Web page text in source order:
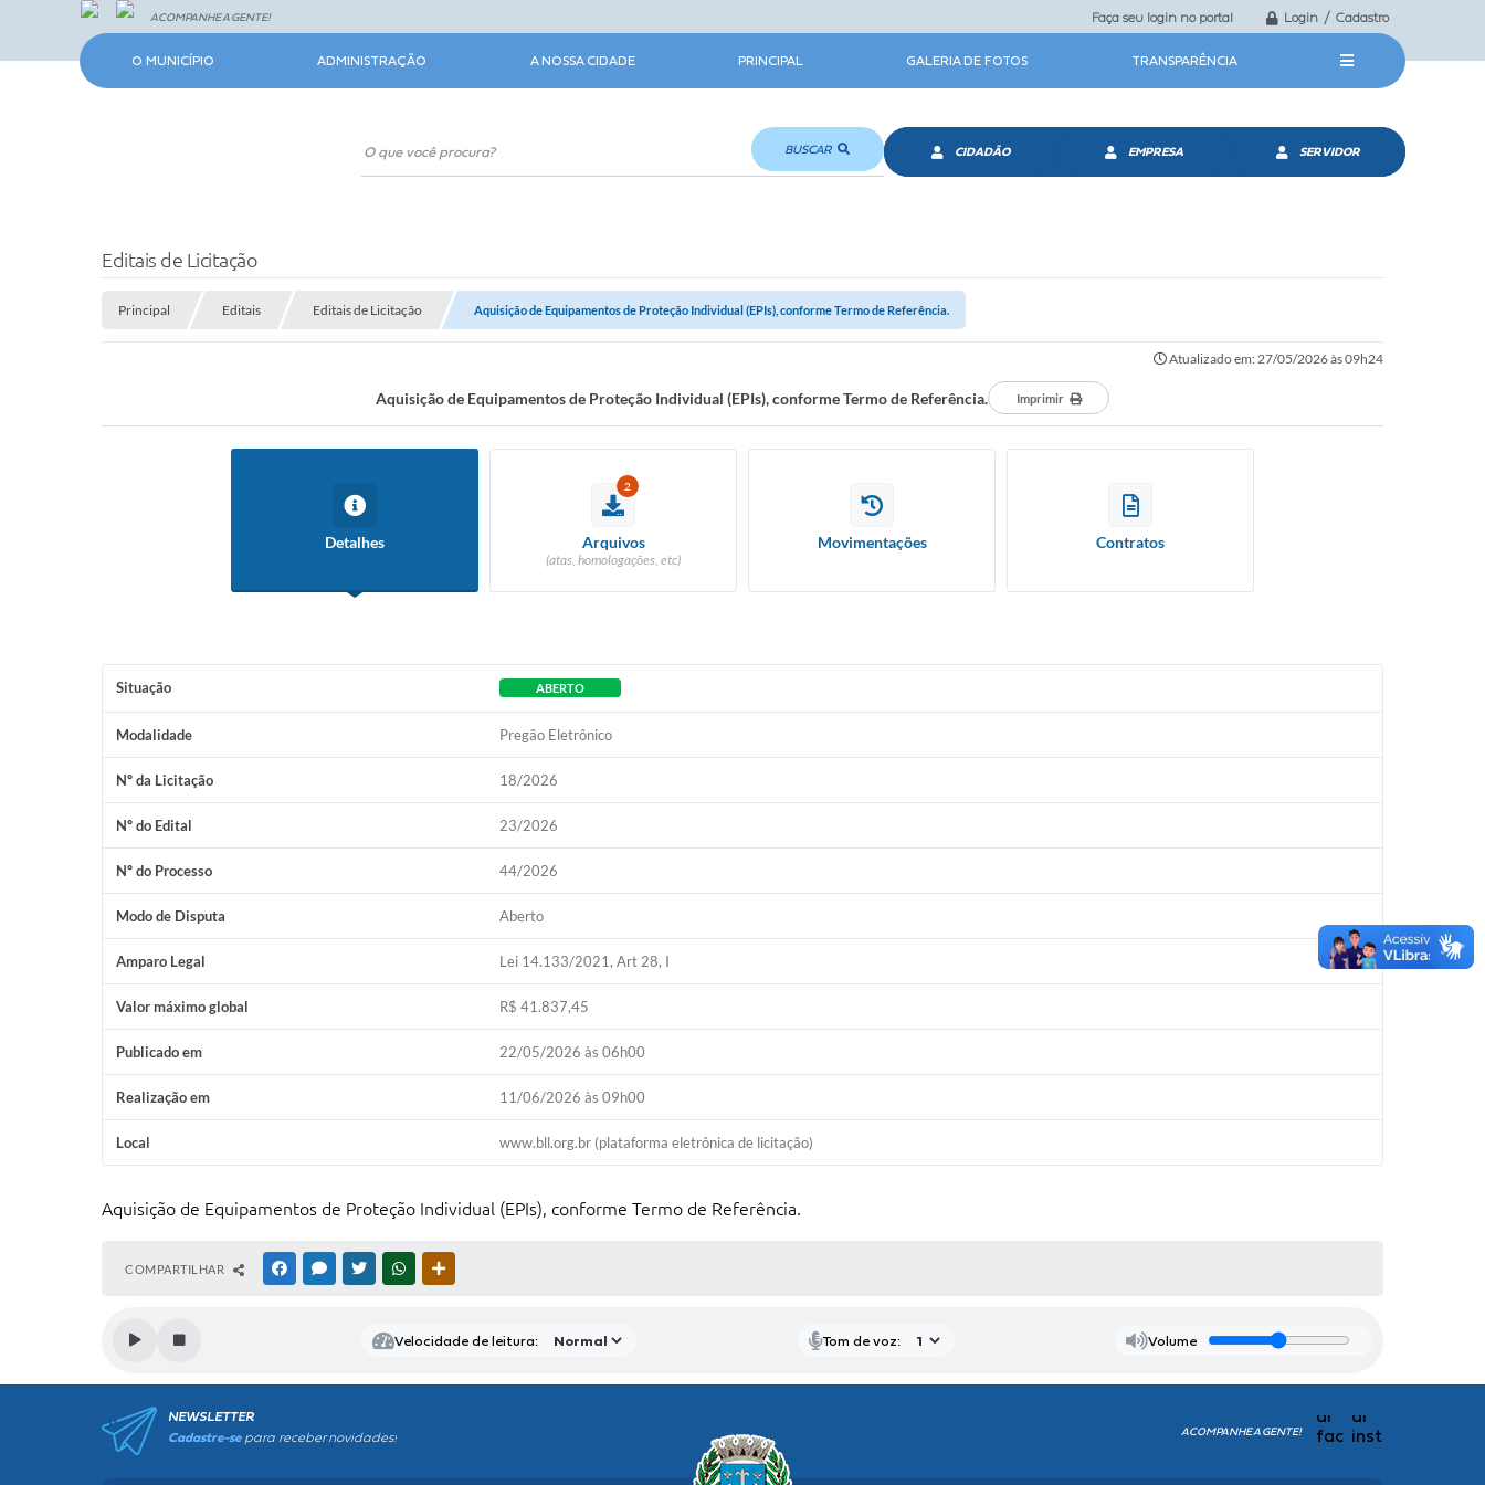
Faça seu login no portal Login / Cadastro
ACOMPANHE A GENTE!
O MUNICÍPIO ADMINISTRAÇÃO A NOSSA CIDADE PRINCIPAL GALERIA DE FOTOS TRANSPARÊNCIA
BUSCAR CIDADÃO EMPRESA SERVIDOR
Editais de Licitação
Principal Editais Editais de Licitação Aquisição de Equipamentos de Proteção Individual (EPIs), conforme Termo de Referência.
Atualizado em: 27/05/2026 às 09h24
Aquisição de Equipamentos de Proteção Individual (EPIs), conforme Termo de Referência. Imprimir
Detalhes
2
Arquivos
(atas, homologações, etc)
Movimentações Contratos
Situação ABERTO
Modalidade Pregão Eletrônico
Nº da Licitação 18/2026
Nº do Edital 23/2026
Nº do Processo 44/2026
Modo de Disputa Aberto
Amparo Legal Lei 14.133/2021, Art 28, I
Valor máximo global R$ 41.837,45
Publicado em 22/05/2026 às 06h00
Realização em 11/06/2026 às 09h00
Local www.bll.org.br (plataforma eletrônica de licitação)
Aquisição de Equipamentos de Proteção Individual (EPIs), conforme Termo de Referência.
COMPARTILHAR FACEBOOKMESSENGER
TWITTERWHATSAPP
Velocidade de leitura: Tom de voz: Volume
NEWSLETTER
Cadastre-separa receber novidades! ACOMPANHE A GENTE!